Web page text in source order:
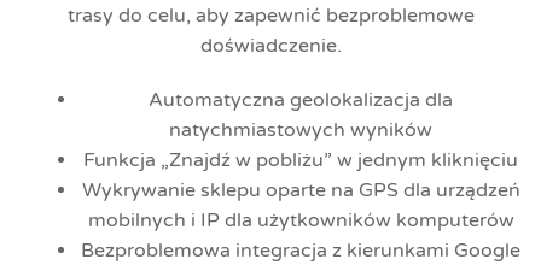
trasy do celu, aby zapewnić bezproblemowe
doświadczenie.
Automatyczna geolokalizacja dla
natychmiastowych wyników
Funkcja „Znajdź w pobliżu” w jednym kliknięciu
Wykrywanie sklepu oparte na GPS dla urządzeń
mobilnych i IP dla użytkowników komputerów
Bezproblemowa integracja z kierunkami Google